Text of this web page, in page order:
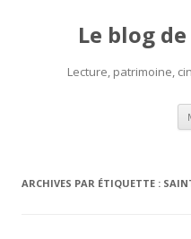
Le blog
Lecture, patrimoine,
ARCHIVES PAR ÉTIQUETTE :